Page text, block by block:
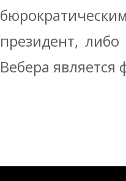
президент,
Вебера является